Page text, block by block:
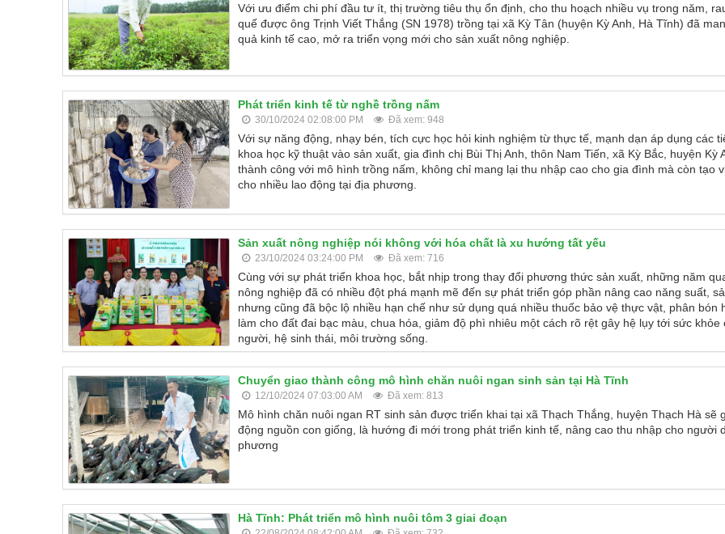
Với ưu điểm chi phí đầu tư ít, thị trường tiêu thụ ổn định, cho thu hoạch nhiều vụ trong năm,
quế được ông Trịnh Viết Thắng (SN 1978) trồng tại xã Kỳ Tân (huyện Kỳ Anh, Hà Tĩnh) đã
quả kinh tế cao, mở ra triển vọng mới cho sản xuất nông nghiệp.
Phát triển kinh tế từ nghề trồng nấm
30/10/2024 02:08:00 PM Đã xem: 948
Với sự năng động, nhạy bén, tích cực học hỏi kinh nghiệm từ thực tế, mạnh dạn áp dụng các
khoa học kỹ thuật vào sản xuất, gia đình chị Bùi Thị Anh, thôn Nam Tiến, xã Kỳ Bắc, huyện Kỳ
thành công với mô hình trồng nấm, không chỉ mang lại thu nhập cao cho gia đình mà còn tạo
cho nhiều lao động tại địa phương.
Sản xuất nông nghiệp nói không với hóa chất là xu hướng tất yếu
23/10/2024 03:24:00 PM Đã xem: 716
Cùng với sự phát triển khoa học, bắt nhịp trong thay đổi phương thức sản xuất, những năm
nông nghiệp đã có nhiều đột phá mạnh mẽ đến sự phát triển góp phần nâng cao năng suất,
nhưng cũng đã bộc lộ nhiều hạn chế như sử dụng quá nhiều thuốc bảo vệ thực vật, phân bón
làm cho đất đai bạc màu, chua hóa, giảm độ phì nhiêu một cách rõ rệt gây hệ lụy tới sức khỏe
người, hệ sinh thái, môi trường sống.
Chuyển giao thành công mô hình chăn nuôi ngan sinh sản tại Hà Tĩnh
12/10/2024 07:03:00 AM Đã xem: 813
Mô hình chăn nuôi ngan RT sinh sản được triển khai tại xã Thạch Thắng, huyện Thạch Hà sẽ
động nguồn con giống, là hướng đi mới trong phát triển kinh tế, nâng cao thu nhập cho người
phương
Hà Tĩnh: Phát triển mô hình nuôi tôm 3 giai đoạn